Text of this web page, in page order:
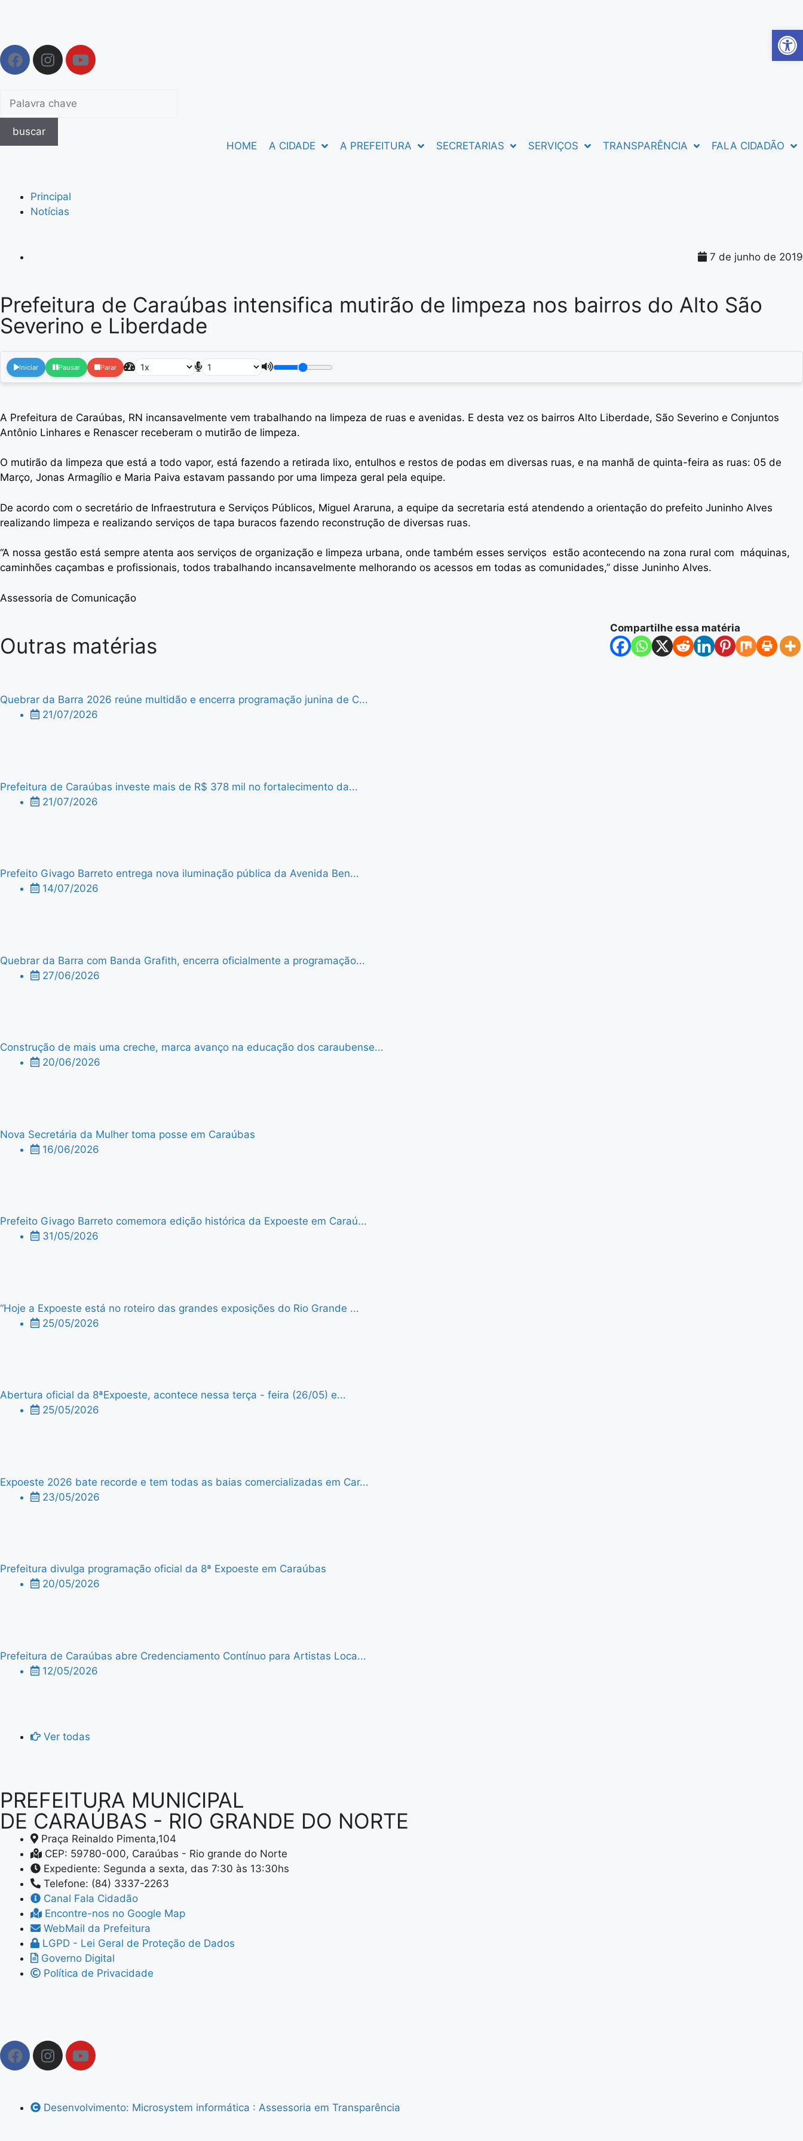
buscar
HOME
A CIDADE A PREFEITURA SECRETARIAS SERVIÇOS TRANSPARÊNCIA FALA CIDADÃO
Principal
Notícias
7 de junho de 2019
Prefeitura de Caraúbas intensifica mutirão de limpeza nos bairros do Alto São
Severino e Liberdade
Iniciar Pausar Parar
A Prefeitura de Caraúbas, RN incansavelmente vem trabalhando na limpeza de ruas e avenidas. E desta vez os bairros Alto Liberdade, São Severino e Conjuntos
Antônio Linhares e Renascer receberam o mutirão de limpeza.
O mutirão da limpeza que está a todo vapor, está fazendo a retirada lixo, entulhos e restos de podas em diversas ruas, e na manhã de quinta-feira as ruas: 05 de
Março, Jonas Armagílio e Maria Paiva estavam passando por uma limpeza geral pela equipe.
De acordo com o secretário de Infraestrutura e Serviços Públicos, Miguel Araruna, a equipe da secretaria está atendendo a orientação do prefeito Juninho Alves
realizando limpeza e realizando serviços de tapa buracos fazendo reconstrução de diversas ruas.
“A nossa gestão está sempre atenta aos serviços de organização e limpeza urbana, onde também esses serviços estão acontecendo na zona rural com máquinas,
caminhões caçambas e profissionais, todos trabalhando incansavelmente melhorando os acessos em todas as comunidades,” disse Juninho Alves.
Assessoria de Comunicação
Compartilhe essa matéria
Outras matérias
Quebrar da Barra 2026 reúne multidão e encerra programação junina de C...
21/07/2026
Prefeitura de Caraúbas investe mais de R$ 378 mil no fortalecimento da...
21/07/2026
Prefeito Givago Barreto entrega nova iluminação pública da Avenida Ben...
14/07/2026
Quebrar da Barra com Banda Grafith, encerra oficialmente a programação...
27/06/2026
Construção de mais uma creche, marca avanço na educação dos caraubense...
20/06/2026
Nova Secretária da Mulher toma posse em Caraúbas
16/06/2026
Prefeito Givago Barreto comemora edição histórica da Expoeste em Caraú...
31/05/2026
“Hoje a Expoeste está no roteiro das grandes exposições do Rio Grande ...
25/05/2026
Abertura oficial da 8ªExpoeste, acontece nessa terça - feira (26/05) e...
25/05/2026
Expoeste 2026 bate recorde e tem todas as baias comercializadas em Car...
23/05/2026
Prefeitura divulga programação oficial da 8ª Expoeste em Caraúbas
20/05/2026
Prefeitura de Caraúbas abre Credenciamento Contínuo para Artistas Loca...
12/05/2026
Ver todas
PREFEITURA MUNICIPAL
DE CARAÚBAS - RIO GRANDE DO NORTE
Praça Reinaldo Pimenta,104
CEP: 59780-000, Caraúbas - Rio grande do Norte
Expediente: Segunda a sexta, das 7:30 às 13:30hs
Telefone: (84) 3337-2263
Canal Fala Cidadão
Encontre-nos no Google Map
WebMail da Prefeitura
LGPD - Lei Geral de Proteção de Dados
Governo Digital
Política de Privacidade
Desenvolvimento: Microsystem informática : Assessoria em Transparência
Abrir